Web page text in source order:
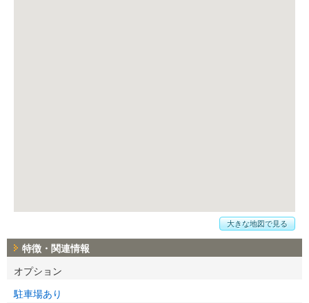
大きな地図で見る
特徴・関連情報
オプション
駐車場あり